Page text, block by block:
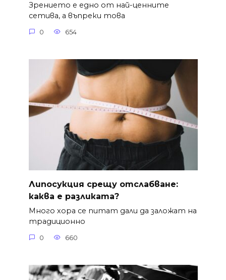
Зрението е едно от най-ценните
сетива, а въпреки това
0 654
Липосукция срещу отслабване:
каква е разликата?
Много хора се питат дали да заложат на
традиционно
0 660